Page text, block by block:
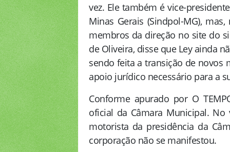
vez. Ele também é vice-
Minas Gerais (Sindpol-MG),
membros da direção no site do
de Oliveira, disse que Ley ainda
sendo feita a transição de novos
apoio jurídico necessário para a
Conforme apurado por O
oficial da Câmara Municipal.
motorista da presidência da
corporação não se manifestou.